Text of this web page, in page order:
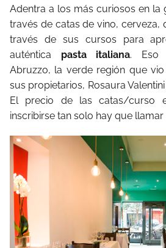
Adentra a los más curiosos en la
través de catas de vino, cerveza,
través de sus cursos para
auténtica pasta italiana. Eso
Abruzzo, la verde región que
sus propietarios, Rosaura
El precio de las catas/
inscribirse tan solo hay que llamar